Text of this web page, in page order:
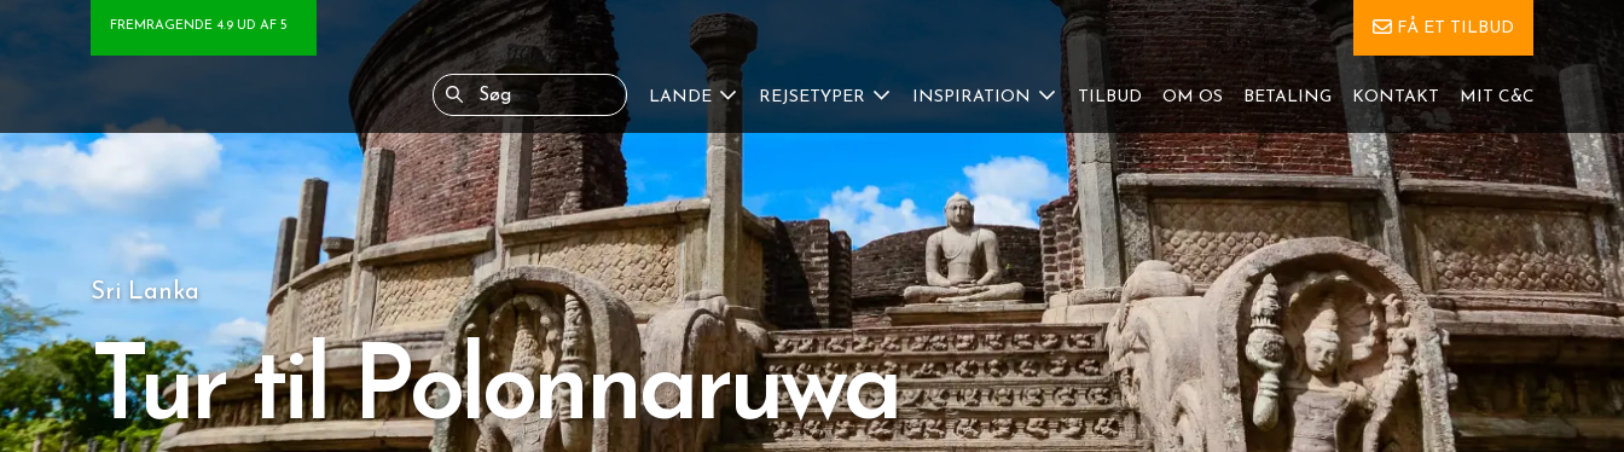
FREMRAGENDE 4.9 UD AF 5 FÅ ET TILBUD
LANDE REJSETYPER INSPIRATION TILBUD OM OS BETALING KONTAKT MIT C&C
Sri Lanka
Tur til Polonnaruwa